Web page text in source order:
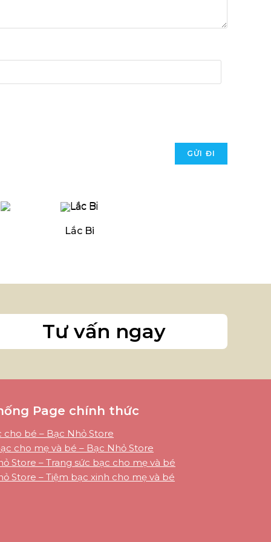
Lắc Bi
Tư vấn ngay
Page chính thức
cho bé – Bạc Nhỏ Store
cho mẹ và bé – Bạc Nhỏ Store
Store – Trang sức bạc cho mẹ và bé
Store – Tiệm bạc xinh cho mẹ và bé